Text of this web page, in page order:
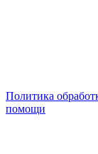
Политика
помощи